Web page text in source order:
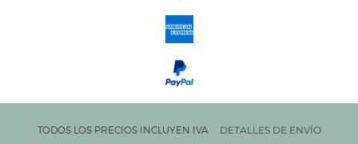
TODOS LOS PRECIOS INCLUYEN IVA DETALLES DE ENVÍO